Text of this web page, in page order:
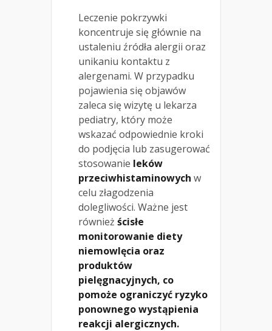
Leczenie pokrzywki
koncentruje się głównie na
ustaleniu źródła alergii oraz
unikaniu kontaktu z
alergenami. W przypadku
pojawienia się objawów
zaleca się wizytę u lekarza
pediatry, który może
wskazać odpowiednie kroki
do podjęcia lub zasugerować
stosowanie leków
przeciwhistaminowych w
celu złagodzenia
dolegliwości. Ważne jest
również ścisłe
monitorowanie diety
niemowlęcia oraz
produktów
pielęgnacyjnych, co
pomoże ograniczyć ryzyko
ponownego wystąpienia
reakcji alergicznych.